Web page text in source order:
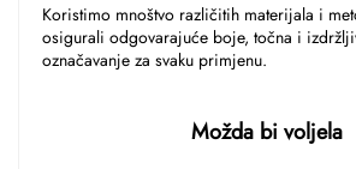
Koristimo mnoštvo različitih materijala i
osigurali odgovarajuće boje, točna i
označavanje za svaku primjenu.
Možda bi voljela